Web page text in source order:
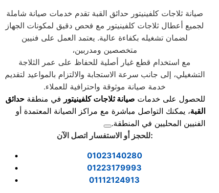
صيانة ثلاجات كلفينيتور حدائق القبة تقدم خدمات صيانة شاملة
لجميع أعطال ثلاجات كلفينيتور مع فحص دقيق لمكونات الجهاز
لضمان تشغيله بكفاءة عالية. يعتمد العمل على فنيين
متخصصين ومدربين،
مع استخدام قطع غيار أصلية للحفاظ على عمر الثلاجة
التشغيلي، إلى جانب سرعة الاستجابة والالتزام بالمواعيد لتقديم
خدمة صيانة موثوقة واحترافية للعملاء.
للحصول على خدمات صيانة ثلاجات كلفينيتور في منطقة حدائق
القبة، يمكنك التواصل مباشرة مع مراكز الصيانة المعتمدة أو
الفنيين المحليين في المنطقة.
للحجز أو الاستفسار اتصل الآن:
01023140280
01223179993
01112124913